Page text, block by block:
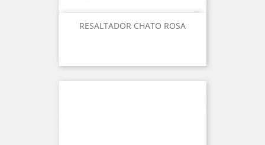
RESALTADOR CHATO ROSA